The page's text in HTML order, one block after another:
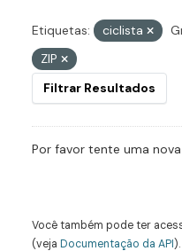
Etiquetas: ciclista
ZIP
Filtrar Resultados
Por favor tente uma
Você também pode ter
(veja Documentação da API).